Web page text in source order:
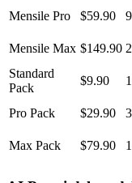
Mensile Pro $59.90
Mensile Max $149.90
Standard
Pack
$9.90
Pro Pack $29.90
Max Pack $79.90